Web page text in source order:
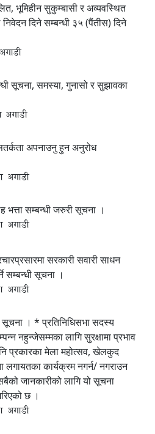
भूमिहीन सुकुम्बासी र अव्यवस्थित
दिने सम्बन्धी ३५ (पैंतीस) दिने
सूचना, समस्या, गुनासो र सुझावका
अगाडी
अपनाउनु हुन अनुरोध
अगाडी
भत्ता सम्बन्धी जरुरी सूचना ।
अगाडी
सरकारी सवारी साधन
सम्बन्धी सूचना ।
अगाडी
सूचना । * प्रतिनिधिसभा सदस्य
नहुन्जेसम्मका लागि सुरक्षामा प्रभाव
प्रकारका मेला महोत्सव, खेलकुद
लगायतका कार्यक्रम नगर्न/ नगराउन
जानकारीको लागि यो सूचना
छ ।
अगाडी